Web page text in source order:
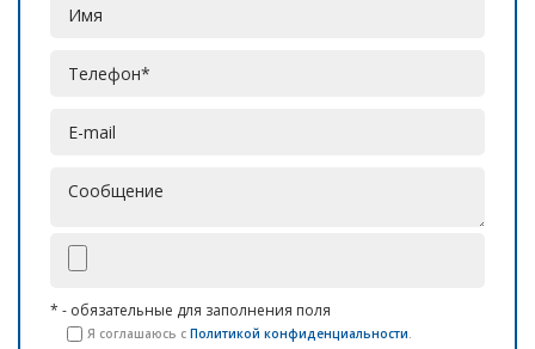
* - обязательные для заполнения поля
Я соглашаюсь с Политикой конфиденциальности.